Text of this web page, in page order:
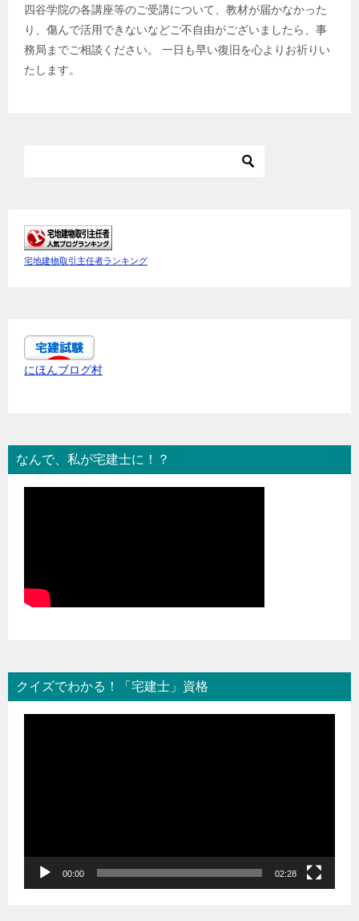
四谷学院の各講座等のご受講について、教材が届かなかった
り、傷んで活用できないなどご不自由がございましたら、事
務局までご相談ください。 一日も早い復旧を心よりお祈りい
たします。
宅地建物取引主任者ランキング
にほんブログ村
なんで、私が宅建士に！？
クイズでわかる！「宅建士」資格
00:00 02:28